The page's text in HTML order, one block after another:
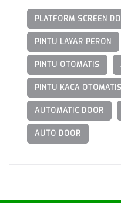
PLATFORM SCREEN
PINTU LAYAR PERON
PINTU OTOMATIS
PINTU KACA
AUTOMATIC DOOR
AUTO DOOR